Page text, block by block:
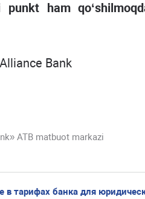
punkt ham
Bank
ATB matbuot markazi
в тарифах банка для